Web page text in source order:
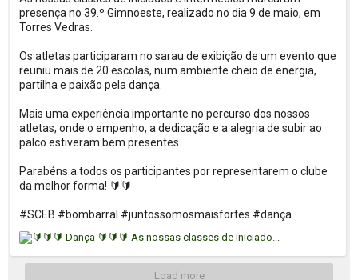
presença no 39.º Gimnoeste, realizado no dia 9 de maio, em
Torres Vedras.
Os atletas participaram no sarau de exibição de um evento que
reuniu mais de 20 escolas, num ambiente cheio de energia,
partilha e paixão pela dança.
Mais uma experiência importante no percurso dos nossos
atletas, onde o empenho, a dedicação e a alegria de subir ao
palco estiveram bem presentes.
Parabéns a todos os participantes por representarem o clube
da melhor forma! 🔰🔰
#SCEB #bombarral #juntossomosmaisfortes #dança
Load more